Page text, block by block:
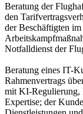
Beratung der
den
der Beschäftigten
Notfalldienst der
Beratung eines IT-
Rahmenvertrags
mit KI-Regulierung,
Expertise; der